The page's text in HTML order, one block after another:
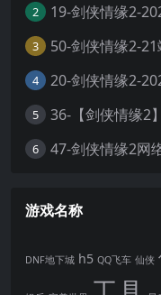
2
3
4
5
6
游戏名称
DNF地下城 h5 QQ飞车 仙侠